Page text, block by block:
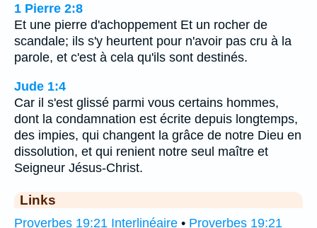
1 Pierre 2:8
Et une pierre d'achoppement Et un rocher de
scandale; ils s'y heurtent pour n'avoir pas cru à la
parole, et c'est à cela qu'ils sont destinés.
Jude 1:4
Car il s'est glissé parmi vous certains hommes,
dont la condamnation est écrite depuis longtemps,
des impies, qui changent la grâce de notre Dieu en
dissolution, et qui renient notre seul maître et
Seigneur Jésus-Christ.
Links
Proverbes 19:21 Interlinéaire • Proverbes 19:21